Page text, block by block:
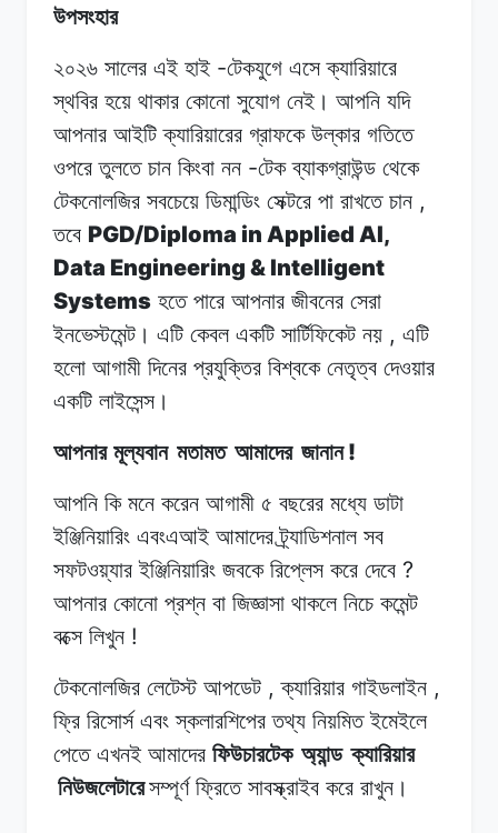
উপসংহার
২০২৬ সালের এই হাই-টেকযুগে এসে ক্যারিয়ারে
স্থবির হয়ে থাকার কোনো সুযোগ নেই। আপনি যদি
আপনার আইটি ক্যারিয়ারের গ্রাফকে উল্কার গতিতে
ওপরে তুলতে চান কিংবা নন -টেক ব্যাকগ্রাউন্ড থেকে
টেকনোলজির সবচেয়ে ডিমান্ডিং সেক্টরে পা রাখতে চান ,
তবে PGD/Diploma in Applied AI,
Data Engineering & Intelligent
Systems হতে পারে আপনার জীবনের সেরা
ইনভেস্টমেন্ট। এটি কেবল একটি সার্টিফিকেট নয় , এটি
হলো আগামী দিনের প্রযুক্তির বিশ্বকে নেতৃত্ব দেওয়ার
একটি লাইসেন্স।
আপনার মূল্যবান মতামত আমাদের জানান!
আপনি কি মনে করেন আগামী ৫ বছরের মধ্যে ডাটা
ইঞ্জিনিয়ারিং এবংএআই আমাদের ট্র্যাডিশনাল সব
সফটওয়্যার ইঞ্জিনিয়ারিং জবকে রিপ্লেস করে দেবে ?
আপনার কোনো প্রশ্ন বা জিজ্ঞাসা থাকলে নিচে কমেন্ট
বক্সে লিখুন !
টেকনোলজির লেটেস্ট আপডেট ,ক্যারিয়ার গাইডলাইন ,
ফ্রি রিসোর্স এবং স্কলারশিপের তথ্য নিয়মিত ইমেইলে
পেতে এখনই আমাদের ফিউচারটেক অ্যান্ড ক্যারিয়ার
নিউজলেটারেসম্পূর্ণ ফ্রিতে সাবস্ক্রাইব করে রাখুন।